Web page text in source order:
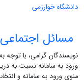
دانشگاه خوارزمی
مسائل اجتماعی
نویسندگان گرامی، با توجه
ورود به سامانه نسبت به